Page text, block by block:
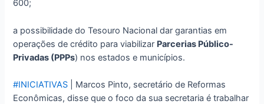
600;
a possibilidade do Tesouro Nacional dar garantias em
operações de crédito para viabilizar Parcerias Público-
Privadas (PPPs) nos estados e municípios.
#INICIATIVAS | Marcos Pinto, secretário de Reformas
Econômicas, disse que o foco da sua secretaria é trabalhar